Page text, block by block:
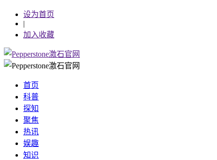
设为首页
|
加入收藏
首页
科普
探知
聚焦
热讯
娱趣
知识